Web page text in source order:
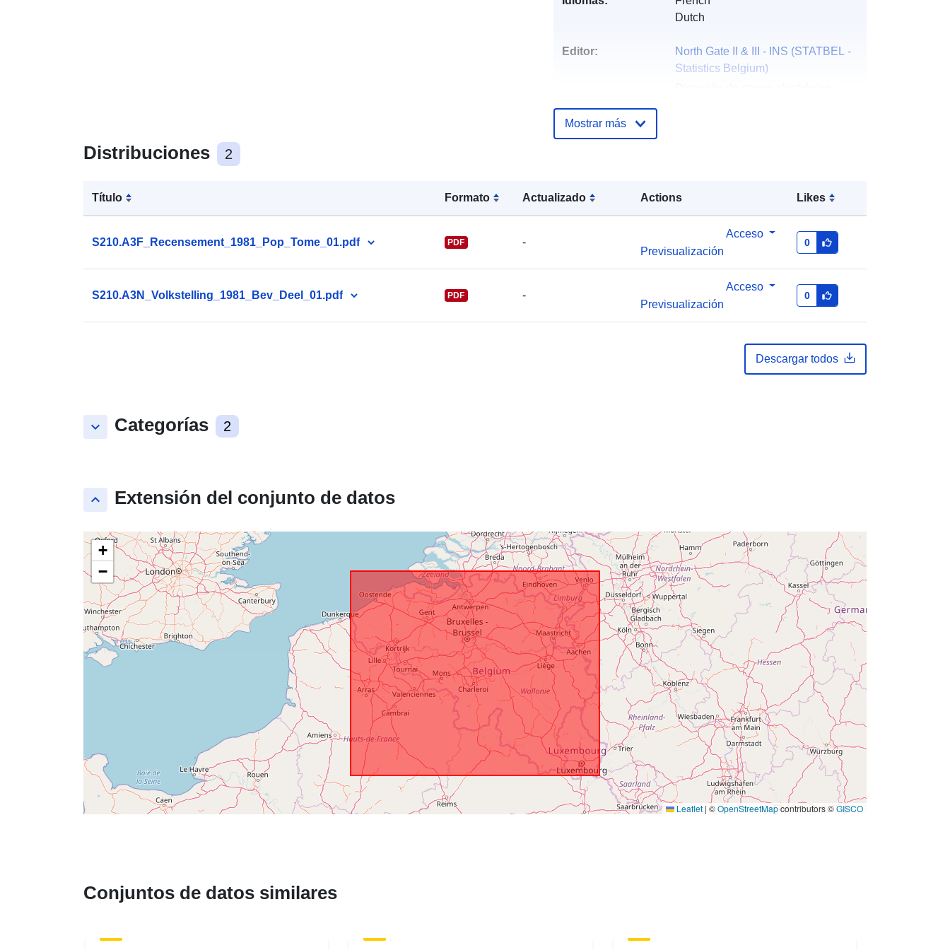
Distribuciones 2
Título Formato Actualizado Actions Likes
S210.A3F_Recensement_1981_Pop_Tome_01.pdf PDF -
Acceso
Previsualización
0
S210.A3N_Volkstelling_1981_Bev_Deel_01.pdf PDF -
Acceso
Previsualización
0
Descargar todos
keyboard_arrow_down Categorías 2
keyboard_arrow_up Extensión del conjunto de datos
+
−
Leaflet | ©OpenStreetMapcontributors ©GISCO
Dutch
Editor:
North Gate II & III - INS (STATBEL -
Statistics Belgium)
contacto:
Statistiek - Statistics Belgium)
Dirección de correo electrónico:
mailto:statbel@economie.fgov.be
URL: https://statbel.fgov.be/nl
https://statbel.fgov.be/de
https://statbel.fgov.be/fr
https://statbel.fgov.be/en
Actualizado en data.europa.eu: 30
uriRef:
http://data.europa.eu/88u/dataset/q1
2738-id
Derechos de
acceso:
public
Cobertura
temporal:
01 January 1981
- 31 December 1981
Mostrar más
Conjuntos de datos similares